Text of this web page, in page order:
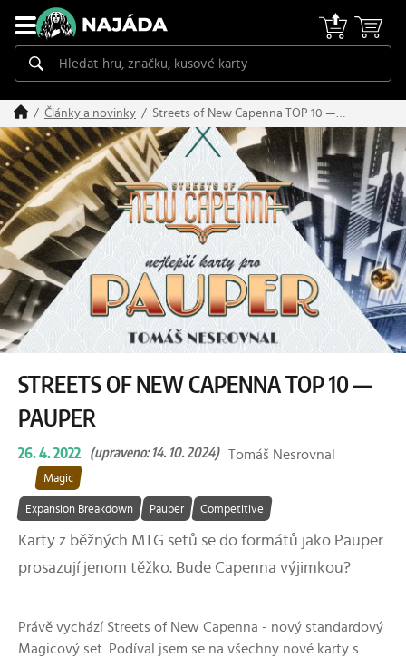
Články a novinky
Streets of New Capenna TOP 10 —
Pauper
STREETS OF NEW CAPENNA TOP 10 —
PAUPER
26. 4. 2022 (upraveno: 14. 10. 2024) Tomáš Nesrovnal
Magic
Expansion Breakdown Pauper Competitive
Karty z běžných MTG setů se do formátů jako Pauper
prosazují jenom těžko. Bude Capenna výjimkou?
Právě vychází Streets of New Capenna - nový standardový
Magicový set. Podíval jsem se na všechny nové karty s